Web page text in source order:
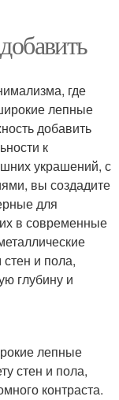
где
лепные
добавить
к
украшений, с
вы создадите
для
в современные
стен и пола,
глубину и
лепные
стен и пола,
контраста.